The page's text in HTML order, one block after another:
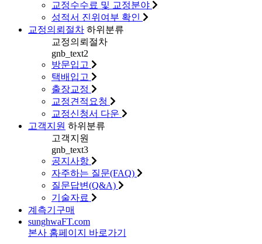
교정수수료 및 교정분야
성적서 진위여부 확인
교정의뢰절차 하위분류
교정의뢰절차
gnb_text2
방문입고
택배입고
출장교정
교정견적요청
교정신청서 다운
고객지원 하위분류
고객지원
gnb_text3
공지사항
자주하는 질문(FAQ)
질문답변(Q&A)
기술자료
계측기구매
sunghwaFT.com
본사 홈페이지 바로가기